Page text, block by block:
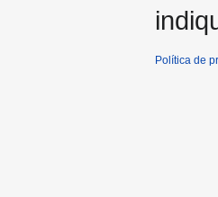
Política de